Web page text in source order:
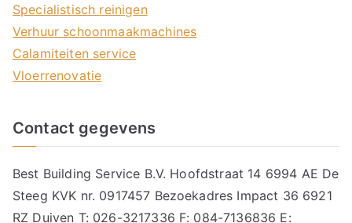
Specialistisch reinigen
Verhuur schoonmaakmachines
Calamiteiten service
Vloerrenovatie
Contact gegevens
Best Building Service B.V. Hoofdstraat 14 6994 AE De
Steeg KVK nr. 0917457 Bezoekadres Impact 36 6921
RZ Duiven T: 026-3217336 F: 084-7136836 E: